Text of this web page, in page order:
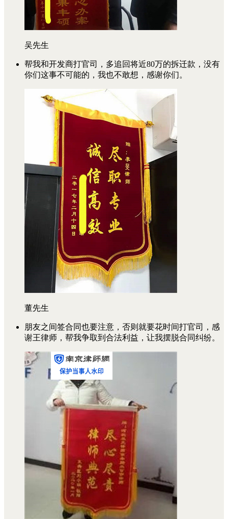
吴先生
帮我和开发商打官司，多追回将近80万的拆迁款，没有
你们这事不可能的，我也不敢想，感谢你们。
董先生
朋友之间签合同也要注意，否则就要花时间打官司，感
谢王律师，帮我争取到合法利益，让我摆脱合同纠纷。